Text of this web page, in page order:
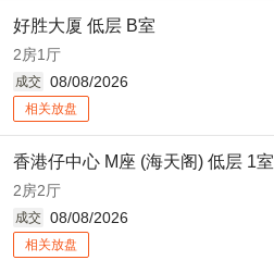
好胜大厦 低层 B室
2房1厅
成交 08/08/2026
相关放盘
香港仔中心 M座 (海天阁) 低层 1室
2房2厅
成交 08/08/2026
相关放盘